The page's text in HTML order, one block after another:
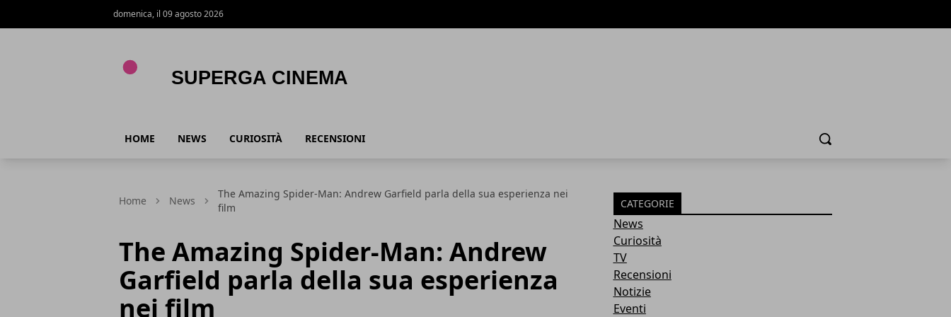
domenica, il 09 agosto 2026
HOME NEWS CURIOSITÀ RECENSIONI Cerca
Home News
The Amazing Spider-Man: Andrew Garfield parla della sua esperienza nei
film
The Amazing Spider-Man: Andrew
Garfield parla della sua esperienza
nei film
CATEGORIE
News
Curiosità
TV
Recensioni
Notizie
Eventi